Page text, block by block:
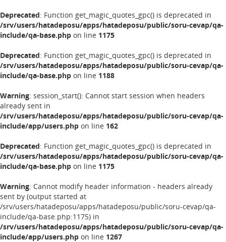
Deprecated: Function get_magic_quotes_gpc() is deprecated in
/srv/users/hatadeposu/apps/hatadeposu/public/soru-cevap/qa-
include/qa-base.php on line 1175
Deprecated: Function get_magic_quotes_gpc() is deprecated in
/srv/users/hatadeposu/apps/hatadeposu/public/soru-cevap/qa-
include/qa-base.php on line 1188
Warning: session_start(): Cannot start session when headers
already sent in
/srv/users/hatadeposu/apps/hatadeposu/public/soru-cevap/qa-
include/app/users.php on line 162
Deprecated: Function get_magic_quotes_gpc() is deprecated in
/srv/users/hatadeposu/apps/hatadeposu/public/soru-cevap/qa-
include/qa-base.php on line 1175
Warning: Cannot modify header information - headers already
sent by (output started at
/srv/users/hatadeposu/apps/hatadeposu/public/soru-cevap/qa-
include/qa-base.php:1175) in
/srv/users/hatadeposu/apps/hatadeposu/public/soru-cevap/qa-
include/app/users.php on line 1267